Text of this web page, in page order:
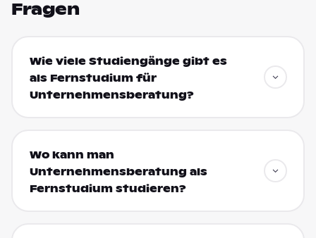
Fragen
Wie viele Studiengänge gibt es
als Fernstudium für
Unternehmensberatung?
Wo kann man
Unternehmensberatung als
Fernstudium studieren?